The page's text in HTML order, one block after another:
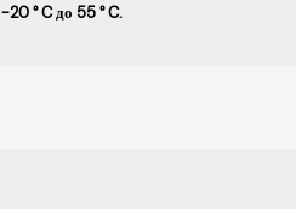
-20 ° C до 55 ° C.